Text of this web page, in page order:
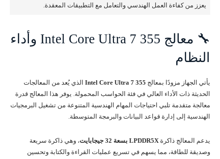
يعزز من كفاءة العمل الهندسي والتعامل مع التطبيقات المعقدة.
🔧 معالج Intel Core Ultra 7 355 وأداء
النظام
يأتي الجهاز مزودًا بمعالج Intel Core Ultra 7 355 الذي يُعد من المعالجات
الحديثة ذات الأداء العالي في فئة الحواسب المحمولة. يوفر هذا المعالج قدرة
معالجة متقدمة تلبي احتياجات المهام الهندسية المتنوعة من تشغيل البرمجيات
الهندسية إلى إدارة قواعد البيانات والبرمجة المتوسطة.
يدعم المعالج ذاكرةLPDDR5X بسعة 32 جيجابايت
، وهي ذاكرة سريعة
وصديقة للطاقة، مما يسهم في تسريع عمليات القراءة والكتابة وتحسين